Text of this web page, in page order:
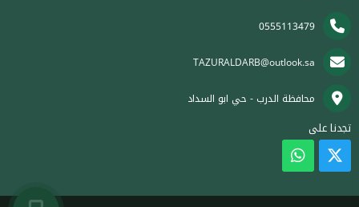
0555113479
TAZURALDARB@outlook.sa
محافظة الدرب - حي ابو السداد
تجدنا على